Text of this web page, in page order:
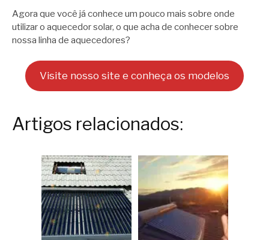
Agora que você já conhece um pouco mais sobre onde
utilizar o aquecedor solar, o que acha de conhecer sobre
nossa linha de aquecedores?
Visite nosso site e conheça os modelos
Artigos relacionados: